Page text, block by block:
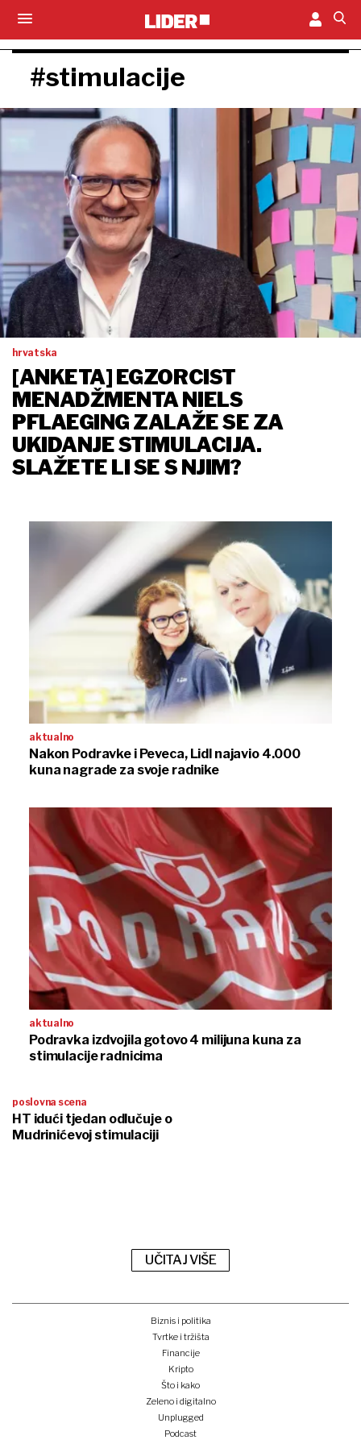
#stimulacije
hrvatska
[ANKETA] EGZORCIST
MENADŽMENTA NIELS
PFLAEGING ZALAŽE SE ZA
UKIDANJE STIMULACIJA.
SLAŽETE LI SE S NJIM?
aktualno
Nakon Podravke i Peveca, Lidl najavio 4.000
kuna nagrade za svoje radnike
aktualno
Podravka izdvojila gotovo 4 milijuna kuna za
stimulacije radnicima
poslovna scena
HT idući tjedan odlučuje o
Mudrinićevoj stimulaciji
UČITAJ VIŠE
Biznis i politika
Tvrtke i tržišta
Financije
Kripto
Što i kako
Zeleno i digitalno
Unplugged
Podcast